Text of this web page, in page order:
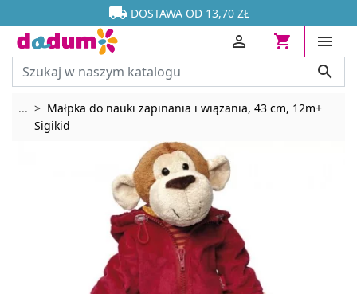

 DOSTAWA OD 13,70 ZŁ






... Rozwiń breadcrumbs
Małpka do nauki zapinania i wiązania, 43 cm, 12m+
Sigikid